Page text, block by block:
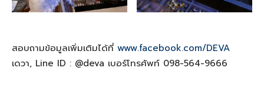
สอบถามข้อมูลเพิ่มเติมได้ที่ www.facebook.com/DEVA
เดวา, Line ID : @deva เบอร์โทรศัพท์ 098-564-9666